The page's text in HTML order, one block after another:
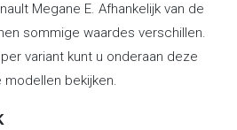
Megane E. Afhankelijk van de
sommige waardes verschillen.
variant kunt u onderaan deze
bekijken.